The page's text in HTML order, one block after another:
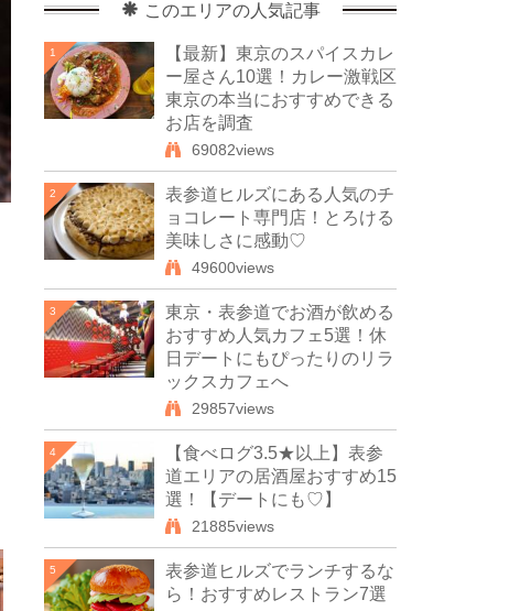
このエリアの人気記事
1
【最新】東京のスパイスカレ
ー屋さん10選！カレー激戦区
東京の本当におすすめできる
お店を調査
69082views
2
表参道ヒルズにある人気のチ
ョコレート専門店！とろける
美味しさに感動♡
49600views
3
東京・表参道でお酒が飲める
おすすめ人気カフェ5選！休
日デートにもぴったりのリラ
ックスカフェへ
29857views
4
【食べログ3.5★以上】表参
道エリアの居酒屋おすすめ15
選！【デートにも♡】
21885views
5
表参道ヒルズでランチするな
ら！おすすめレストラン7選